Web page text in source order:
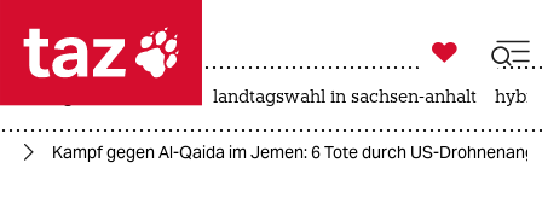
 taz zahl ich
taz zahl ich

taz zahl ich
landtagswahl in sachsen-anhalt
Kampf gegen Al-Qaida im Jemen: 6 Tote durch US-